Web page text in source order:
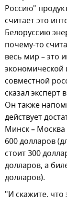
Россию"
считает это
Белоруссию
почему-то
весь мир – это
экономической
совместной
сказал
Он также
действует
Минск – Москва
600 долларов
стоит 300
долларов, а
долларов).
"И скажите, что